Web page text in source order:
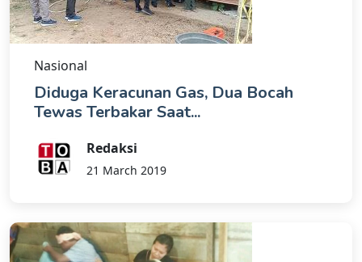
Nasional
Diduga Keracunan Gas, Dua Bocah
Tewas Terbakar Saat...
Redaksi
21 March 2019